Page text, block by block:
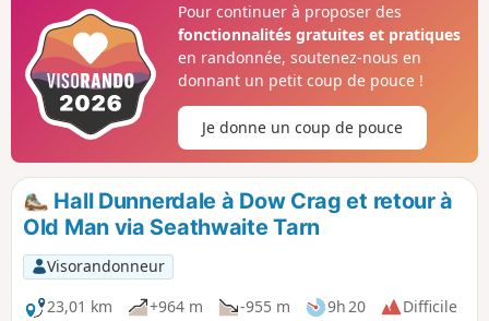
les dunes. Elle est accessible aux chiens, mais ceux-ci
doivent être tenus en laisse.
Pour continuer à proposer des
fonctionnalités gratuites et pratiques
en randonnée, soutenez-nous en
donnant un petit coup de pouce !
Je donne un coup de pouce
Hall Dunnerdale à Dow Crag et retour à
Old Man via Seathwaite Tarn
Visorandonneur
23,01 km
+964 m -955 m 9h 20
Difficile